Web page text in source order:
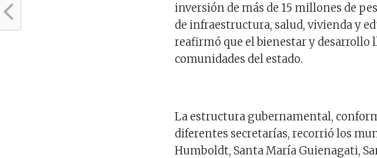
inversión de más de 15 millones de
de infraestructura, salud, vivienda y
reafirmó que el bienestar y desarrollo
comunidades del estado.
La estructura gubernamental,
diferentes secretarías, recorrió los
Humboldt, Santa María Guienagati,